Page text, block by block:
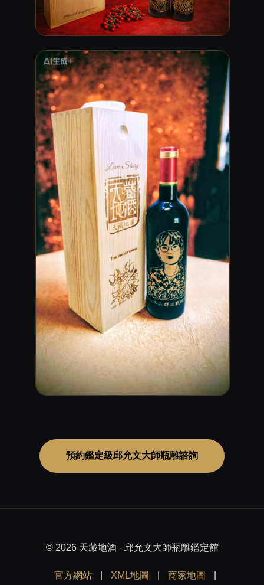
預約鑑定級邱允文大師瓶雕諮詢
© 2026 天藏地酒 - 邱允文大師瓶雕鑑定館
官方網站 XML地圖 商家地圖